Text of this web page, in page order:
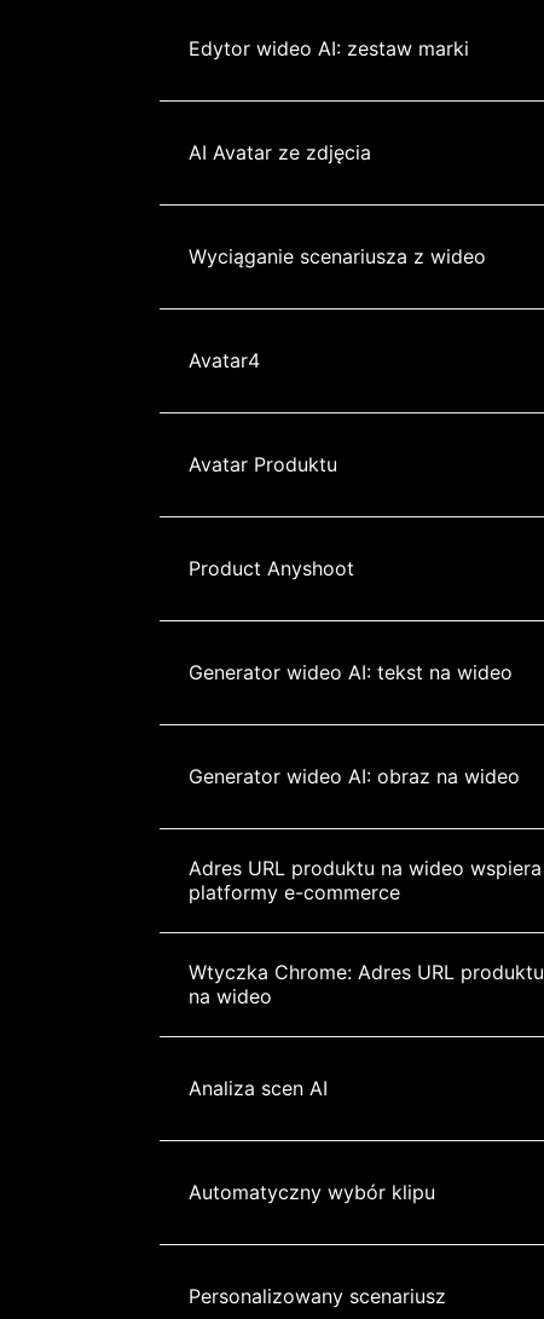
Edytor wideo AI: zestaw marki
AI Avatar ze zdjęcia
Wyciąganie scenariusza z wideo
Avatar4
Avatar Produktu
Product Anyshoot
Generator wideo AI: tekst na wideo
Generator wideo AI: obraz na wideo
Adres URL produktu na wideo wspiera
platformy e-commerce
Wtyczka Chrome: Adres URL produktu
na wideo
Analiza scen AI
Automatyczny wybór klipu
Personalizowany scenariusz